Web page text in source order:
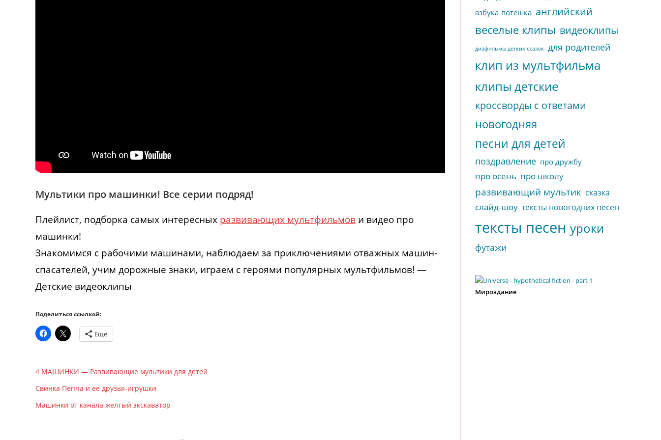
Мультики про машинки! Все серии подряд!
Плейлист, подборка самых интересных развивающих мультфильмов и видео про
машинки!
Знакомимся с рабочими машинами, наблюдаем за приключениями отважных машин-
спасателей, учим дорожные знаки, играем с героями популярных мультфильмов! —
Детские видеоклипы
Поделиться ссылкой:
Ещё
4 МАШИНКИ — Развивающие мультики для детей
Свинка Пеппа и ее друзья-игрушки
Машинки от канала желтый экскаватор
азбука-потешка английский
веселые клипы видеоклипы
диафильмы детких сказок для родителей
клип из мультфильма
клипы детские
кроссворды с ответами
новогодняя
песни для детей
поздравление про дружбу
про осень про школу
развивающий мультик сказка
слайд-шоу тексты новогодних песен
тексты песен уроки
футажи
Мироздание